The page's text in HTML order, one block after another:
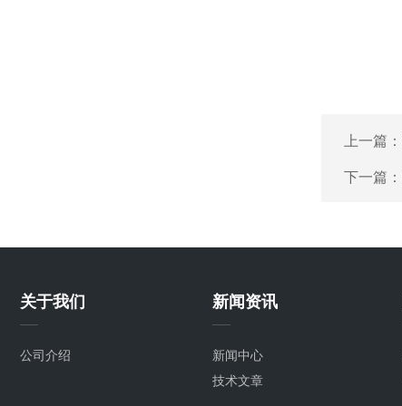
上一篇：
下一篇：
关于我们
公司介绍
新闻资讯
新闻中心
技术文章